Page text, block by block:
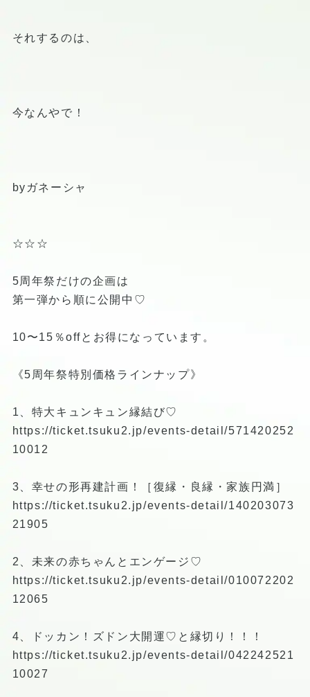
それするのは、
今なんやで！
byガネーシャ
☆☆☆
5周年祭だけの企画は
第一弾から順に公開中♡
10〜15％offとお得になっています。
《5周年祭特別価格ラインナップ》
1、特大キュンキュン縁結び♡
https://ticket.tsuku2.jp/events-detail/571420252
10012
3、幸せの形再建計画！［復縁・良縁・家族円満］
https://ticket.tsuku2.jp/events-detail/140203073
21905
2、未来の赤ちゃんとエンゲージ♡
https://ticket.tsuku2.jp/events-detail/010072202
12065
4、ドッカン！ズドン大開運♡と縁切り！！！
https://ticket.tsuku2.jp/events-detail/042242521
10027